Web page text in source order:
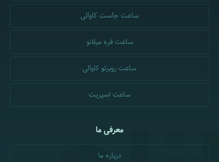
ساعت جاست کاوالی
ساعت فره میلانو
ساعت روبرتو کاوالی
ساعت اسپریت
معرفی ما
درباره ما